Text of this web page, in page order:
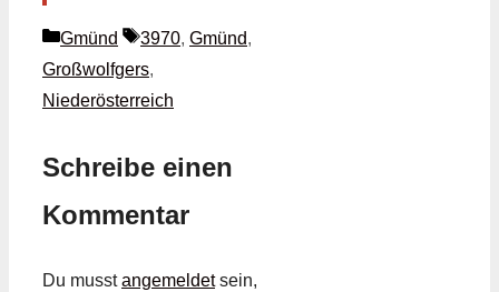
Kategorien
Gmünd Schlagwörter
3970, Gmünd,
Großwolfgers,
Niederösterreich
Schreibe einen
Kommentar
Du musstangemeldetsein,